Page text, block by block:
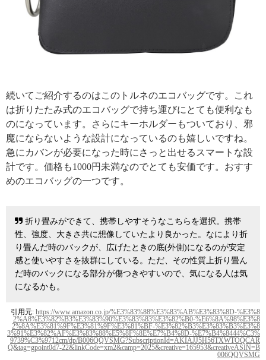
続いてご紹介するのはこのトルネのエコバッグです。これ
は折りたたみ式のエコバッグで持ち運びにとても便利なも
のになっています。さらにキーホルダーもついており、邪
魔にならないような設計になっているのも嬉しいですね。
急にカバンが必要になった時にさっと出せるスマートな設
計です。価格も1000円未満なのでとても安価です。おすす
めのエコバッグの一つです。
折り畳みができて、携帯しやすそうなこちらを選択。携帯
性、強度、大きさ共に想像していたより良かった。なにより折
り畳んだ時のバックが、広げたときの底(外側)になるのが安定
感と使いやすさを抜群にしている。ただ、その性質上折り畳ん
だ時のバックになる部分が傷つきやすいので、気になる人は気
になるかも。
引用元: https://www.amazon.co.jp/%E3%83%88%E3%83%AB%E3%83%8D-%E3%8
2%A8%E3%82%B3%E3%83%90%E3%83%83%E3%82%B0-%E6%8A%98%E3%8
2%8A%E3%81%9F%E3%81%9F%E3%81%BF-%E3%82%B3%E3%83%B3%E3%8
3%91%E3%82%AF%E3%83%88%E5%8F%8E%E7%B4%8D-%E7%B4%8444%C3%
9739%C3%9712cm/dp/B006QQVSMG?SubscriptionId=AKIAJJ5H56TXWTOQCAR
Q&tag=gpoint0d7-22&linkCode=xm2&camp=2025&creative=165953&creativeASIN=B
006QQVSMG